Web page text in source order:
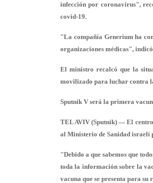
infección por coronavirus",
covid-19.
"La compañía Generium ha
organizaciones médicas",
El ministro recalcó que la
movilizado para luchar contra
Sputnik V será la primera
TEL AVIV (Sputnik) — El
al Ministerio de Sanidad israelí
"Debido a que sabemos que
toda la información sobre la
vacuna que se presenta para